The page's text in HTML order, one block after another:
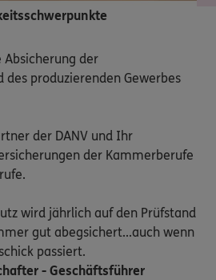
Absicherung der
des produzierenden Gewerbes
der Kammerberufe
wird jährlich auf den Prüfstand
gut abegsichert...auch wenn
passiert.
- Geschäftsführer